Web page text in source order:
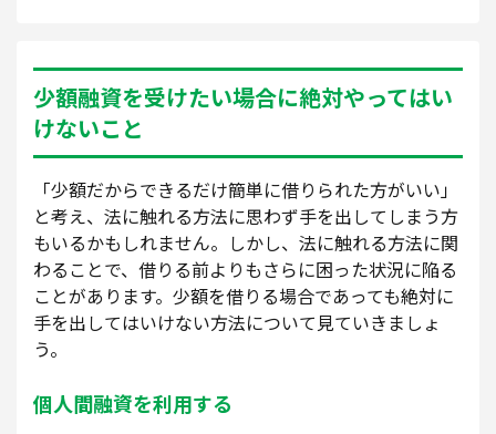
少額融資を受けたい場合に絶対やってはい
けないこと
「少額だからできるだけ簡単に借りられた方がいい」
と考え、法に触れる方法に思わず手を出してしまう方
もいるかもしれません。しかし、法に触れる方法に関
わることで、借りる前よりもさらに困った状況に陥る
ことがあります。少額を借りる場合であっても絶対に
手を出してはいけない方法について見ていきましょ
う。
個人間融資を利用する